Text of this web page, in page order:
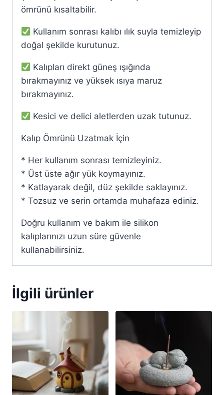
ömrünü kısaltabilir.
Kullanım sonrası kalıbı ılık suyla temizleyip
doğal şekilde kurutunuz.
Kalıpları direkt güneş ışığında
bırakmayınız ve yüksek ısıya maruz
bırakmayınız.
Kesici ve delici aletlerden uzak tutunuz.
Kalıp Ömrünü Uzatmak İçin
* Her kullanım sonrası temizleyiniz.
* Üst üste ağır yük koymayınız.
* Katlayarak değil, düz şekilde saklayınız.
* Tozsuz ve serin ortamda muhafaza ediniz.
Doğru kullanım ve bakım ile silikon
kalıplarınızı uzun süre güvenle
kullanabilirsiniz.
İlgili ürünler